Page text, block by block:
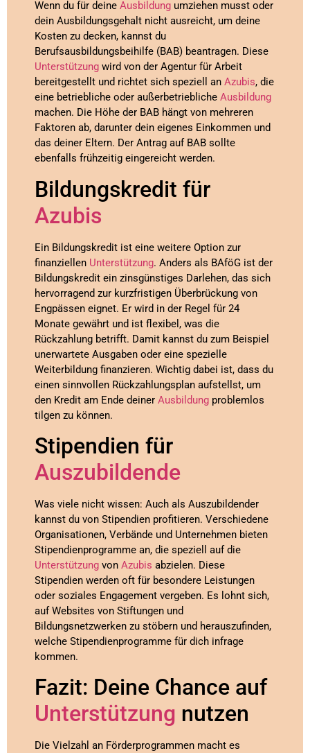
Wenn du für deine Ausbildung umziehen musst oder
dein Ausbildungsgehalt nicht ausreicht, um deine
Kosten zu decken, kannst du
Berufsausbildungsbeihilfe (BAB) beantragen. Diese
Unterstützung wird von der Agentur für Arbeit
bereitgestellt und richtet sich speziell an Azubis, die
eine betriebliche oder außerbetriebliche Ausbildung
machen. Die Höhe der BAB hängt von mehreren
Faktoren ab, darunter dein eigenes Einkommen und
das deiner Eltern. Der Antrag auf BAB sollte
ebenfalls frühzeitig eingereicht werden.
Bildungskredit für
Azubis
Ein Bildungskredit ist eine weitere Option zur
finanziellen Unterstützung. Anders als BAföG ist der
Bildungskredit ein zinsgünstiges Darlehen, das sich
hervorragend zur kurzfristigen Überbrückung von
Engpässen eignet. Er wird in der Regel für 24
Monate gewährt und ist flexibel, was die
Rückzahlung betrifft. Damit kannst du zum Beispiel
unerwartete Ausgaben oder eine spezielle
Weiterbildung finanzieren. Wichtig dabei ist, dass du
einen sinnvollen Rückzahlungsplan aufstellst, um
den Kredit am Ende deiner Ausbildung problemlos
tilgen zu können.
Stipendien für
Auszubildende
Was viele nicht wissen: Auch als Auszubildender
kannst du von Stipendien profitieren. Verschiedene
Organisationen, Verbände und Unternehmen bieten
Stipendienprogramme an, die speziell auf die
Unterstützung von Azubis abzielen. Diese
Stipendien werden oft für besondere Leistungen
oder soziales Engagement vergeben. Es lohnt sich,
auf Websites von Stiftungen und
Bildungsnetzwerken zu stöbern und herauszufinden,
welche Stipendienprogramme für dich infrage
kommen.
Fazit: Deine Chance auf
Unterstützung nutzen
Die Vielzahl an Förderprogrammen macht es